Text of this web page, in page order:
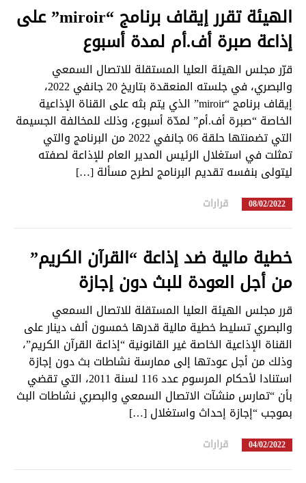
الهيئة تقرر إيقاف برنامج “miroir” على
إذاعة صبرة أف.أم لمدة أسبوع
قرّر مجلس الهيئة العليا المستقلة للاتصال السمعي
والبصري، في جلسته المنعقدة بتاريخ 20 جانفي 2022،
إيقاف برنامج “miroir” الذي يتم بثه على القناة الإذاعية
الخاصة “صبرة أف.أم” لمدّة أسبوع، وذلك للمخالفة الجسيمة
التي تضمنتها حلقة 06 جانفي 2022 من البرنامج والتي
تمثلت في استغلال الرئيس المدير العام للإذاعة لصفته
ليتولى بنفسه تقديم البرنامج لطرح مسألة […]
08/02/2022 قرارات
خطية مالية ضد إذاعة “القرآن الكريم”
من أجل العودة للبث دون إجازة
قرر مجلس الهيئة العليا المستقلة للاتصال السمعي
والبصري تسليط خطية مالية قدرها خمسون ألف دينار على
القناة الإذاعية الخاصة غير القانونية “إذاعة القرآن الكريم”،
وذلك من أجل عودتها إلى ممارسة نشاطات بث دون إجازة
استنادا لأحكام المرسوم عدد 116 لسنة 2011، التي تقضي
بأن “تمارس منشآت الاتصال السمعي والبصري نشاطات البث
بموجب “إجازة إحداث واستغلال […]
04/02/2022 قرارات